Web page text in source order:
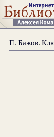
П. Бажов.